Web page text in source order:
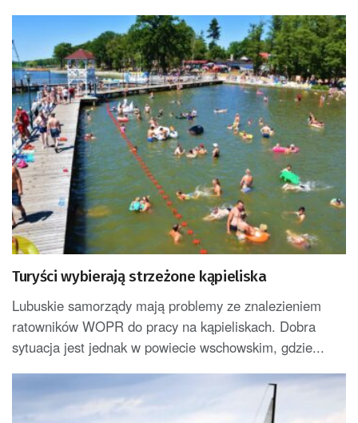
Turyści wybierają strzeżone kąpieliska
Lubuskie samorządy mają problemy ze znalezieniem
ratowników WOPR do pracy na kąpieliskach. Dobra
sytuacja jest jednak w powiecie wschowskim, gdzie...